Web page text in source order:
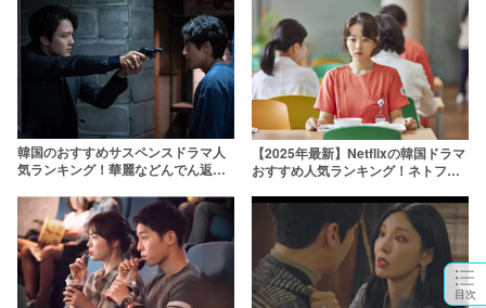
目次
韓国のおすすめサスペンスドラマ人
気ランキング！華麗などんでん返し
【2025年最新】Netflixの韓国ドラマ
おすすめ人気ランキング！ネトフリ
選